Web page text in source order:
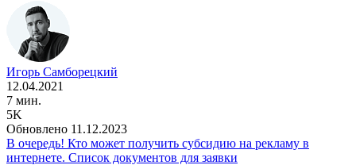
Игорь Самборецкий
12.04.2021
7 мин.
5K
Обновлено 11.12.2023
В очередь! Кто может получить субсидию на рекламу в
интернете. Список документов для заявки